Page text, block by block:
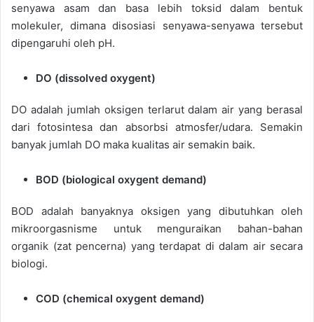
senyawa asam dan basa lebih toksid dalam bentuk
molekuler, dimana disosiasi senyawa-senyawa tersebut
dipengaruhi oleh pH.
DO (dissolved oxygent)
DO adalah jumlah oksigen terlarut dalam air yang berasal
dari fotosintesa dan absorbsi atmosfer/udara. Semakin
banyak jumlah DO maka kualitas air semakin baik.
BOD (biological oxygent demand)
BOD adalah banyaknya oksigen yang dibutuhkan oleh
mikroorgasnisme untuk menguraikan bahan-bahan
organik (zat pencerna) yang terdapat di dalam air secara
biologi.
COD (chemical oxygent demand)